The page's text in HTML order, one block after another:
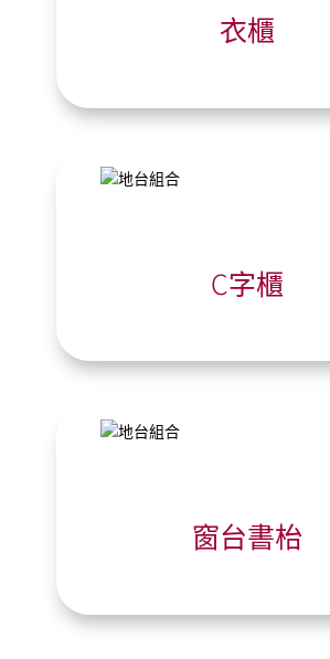
衣櫃
C字櫃
窗台書枱